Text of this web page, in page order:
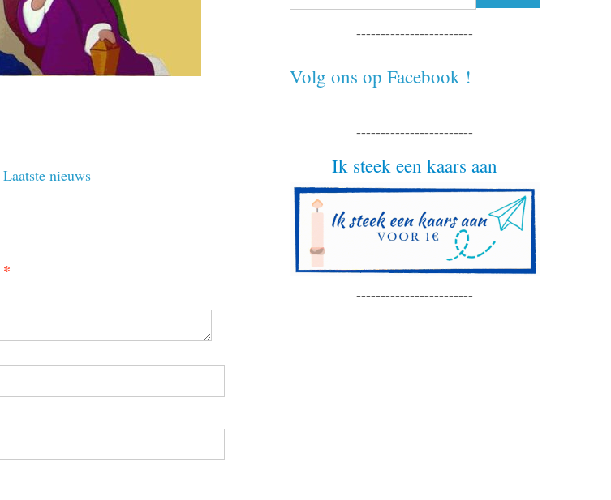
Laatste nieuws
*
------------------------
Volg ons op Facebook !
------------------------
Ik steek een kaars aan
------------------------